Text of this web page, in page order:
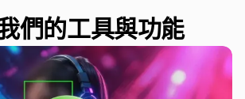
們的工具與功能